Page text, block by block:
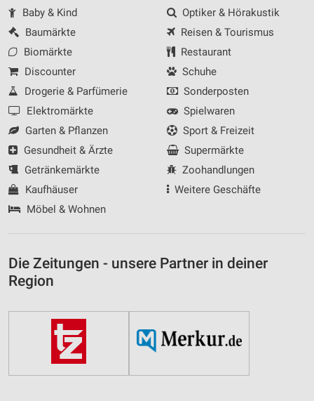
Baby & Kind
Baumärkte
Biomärkte
Discounter
Drogerie & Parfümerie
Elektromärkte
Garten & Pflanzen
Gesundheit & Ärzte
Getränkemärkte
Kaufhäuser
Möbel & Wohnen
Optiker & Hörakustik
Reisen & Tourismus
Restaurant
Schuhe
Sonderposten
Spielwaren
Sport & Freizeit
Supermärkte
Zoohandlungen
Weitere Geschäfte
Die Zeitungen - unsere Partner in deiner
Region